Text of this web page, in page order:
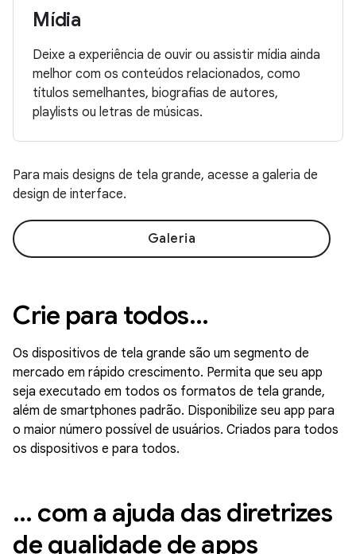
Mídia
Deixe a experiência de ouvir ou assistir mídia ainda
melhor com os conteúdos relacionados, como
títulos semelhantes, biografias de autores,
playlists ou letras de músicas.
Para mais designs de tela grande, acesse a galeria de
design de interface.
Galeria
Crie para todos…
Os dispositivos de tela grande são um segmento de
mercado em rápido crescimento. Permita que seu app
seja executado em todos os formatos de tela grande,
além de smartphones padrão. Disponibilize seu app para
o maior número possível de usuários. Criados para todos
os dispositivos e para todos.
… com a ajuda das diretrizes
de qualidade de apps